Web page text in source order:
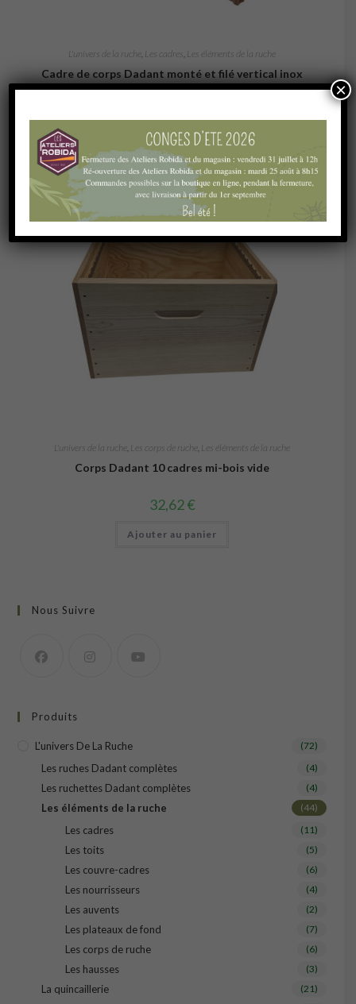
L'univers de la ruche , Les cadres, Les éléments de la ruche
Cadre de corps Dadant monté et filé vertical inox
Ajouter au panier
L'univers de la ruche Les corps de ruche Les éléments de la ruche
Corps Dadant 10 cadres mi-bois vide
32,62€
Ajouter au panier
Nous Suivre
Produits
L'univers De La Ruche (72)
Les ruches Dadant complètes (4)
Les ruchettes Dadant complètes (4)
Les éléments de la ruche (44)
Les cadres (11)
Les toits (5)
Les couvre-cadres (6)
Les nourrisseurs (4)
Les auvents (2)
Les plateaux de fond (7)
Les corps de ruche (6)
Les hausses (3)
La quincaillerie (21)
×